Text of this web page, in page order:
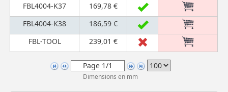
FBL4004-K37
169,78 €
FBL4004-K38
186,59 €
FBL-TOOL
239,01 €
Dimensions en mm